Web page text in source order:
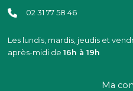
02 31 77 58 46
Les lundis, mardis, jeudis et
après-midi de16h à 19h
Ma